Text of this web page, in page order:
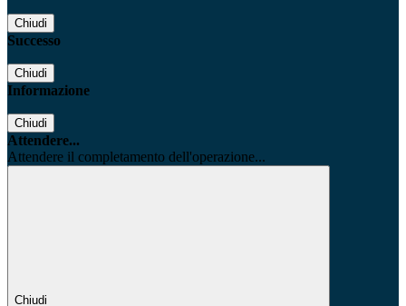
Chiudi
Successo
Chiudi
Informazione
Chiudi
Attendere...
Attendere il completamento dell'operazione...
Chiudi